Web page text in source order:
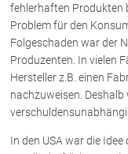
fehlerhaften Produkten
Problem für den
Folgeschaden war der
Produzenten. In vielen
Hersteller z.B. einen
nachzuweisen.
In den USA war die